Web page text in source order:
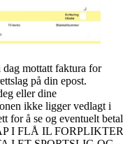
mottatt faktura for
på din epost.
eller dine
ikke ligger vedlagt i
for å se og eventuelt
I FLÅ IL FORPLIKTER